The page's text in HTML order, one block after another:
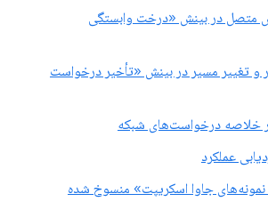
متصل در بینش «درخت وابستگی
و تغییر مسیر در بینش «تأخیر درخواست
خلاصه درخواست‌های شبکه
عملکرد
جاوا اسکریپت» منسوخ شده